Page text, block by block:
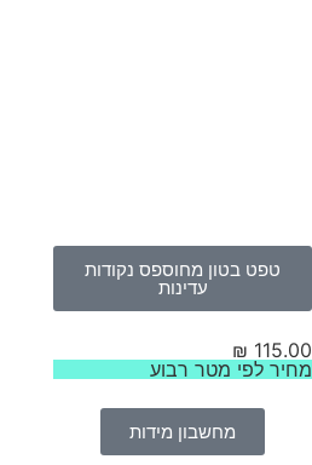
טפט בטון מחוספס נקודות
עדינות
₪
לפי מטר רבוע
מחשבון מידות